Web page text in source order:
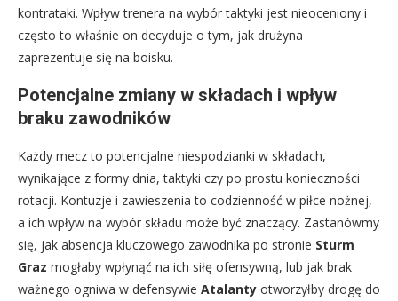
kontrataki. Wpływ trenera na wybór taktyki jest nieoceniony i
często to właśnie on decyduje o tym, jak drużyna
zaprezentuje się na boisku.
Potencjalne zmiany w składach i wpływ
braku zawodników
Każdy mecz to potencjalne niespodzianki w składach,
wynikające z formy dnia, taktyki czy po prostu konieczności
rotacji. Kontuzje i zawieszenia to codzienność w piłce nożnej,
a ich wpływ na wybór składu może być znaczący. Zastanówmy
się, jak absencja kluczowego zawodnika po stronie Sturm
Graz mogłaby wpłynąć na ich siłę ofensywną, lub jak brak
ważnego ogniwa w defensywie Atalanty otworzyłby drogę do